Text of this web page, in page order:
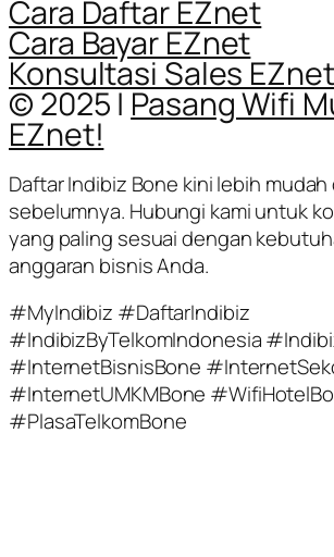
Cara Daftar EZnet
Cara Bayar EZnet
Konsultasi Sales EZnet
© 2025 | Pasang Wifi
EZnet!
Daftar Indibiz Bone kini lebih mudah
sebelumnya. Hubungi kami untuk
yang paling sesuai dengan
anggaran bisnis Anda.
#MyIndibiz #DaftarIndibiz
#IndibizByTelkomIndonesia
#InternetBisnisBone
#InternetUMKMBone
#PlasaTelkomBone